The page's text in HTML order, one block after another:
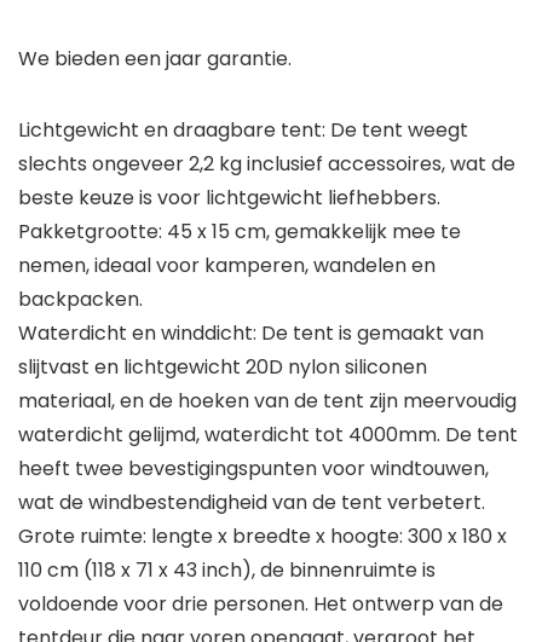
We bieden een jaar garantie.
Lichtgewicht en draagbare tent: De tent weegt
slechts ongeveer 2,2 kg inclusief accessoires, wat de
beste keuze is voor lichtgewicht liefhebbers.
Pakketgrootte: 45 x 15 cm, gemakkelijk mee te
nemen, ideaal voor kamperen, wandelen en
backpacken.
Waterdicht en winddicht: De tent is gemaakt van
slijtvast en lichtgewicht 20D nylon siliconen
materiaal, en de hoeken van de tent zijn meervoudig
waterdicht gelijmd, waterdicht tot 4000mm. De tent
heeft twee bevestigingspunten voor windtouwen,
wat de windbestendigheid van de tent verbetert.
Grote ruimte: lengte x breedte x hoogte: 300 x 180 x
110 cm (118 x 71 x 43 inch), de binnenruimte is
voldoende voor drie personen. Het ontwerp van de